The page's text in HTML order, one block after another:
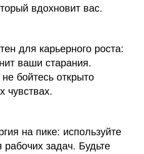
вдохновит вас.
для карьерного роста:
ваши старания.
бойтесь открыто
чувствах.
на пике: используйте
задач. Будьте